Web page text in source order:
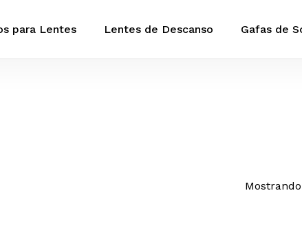
para Lentes Lentes de Descanso Gafas de
Close